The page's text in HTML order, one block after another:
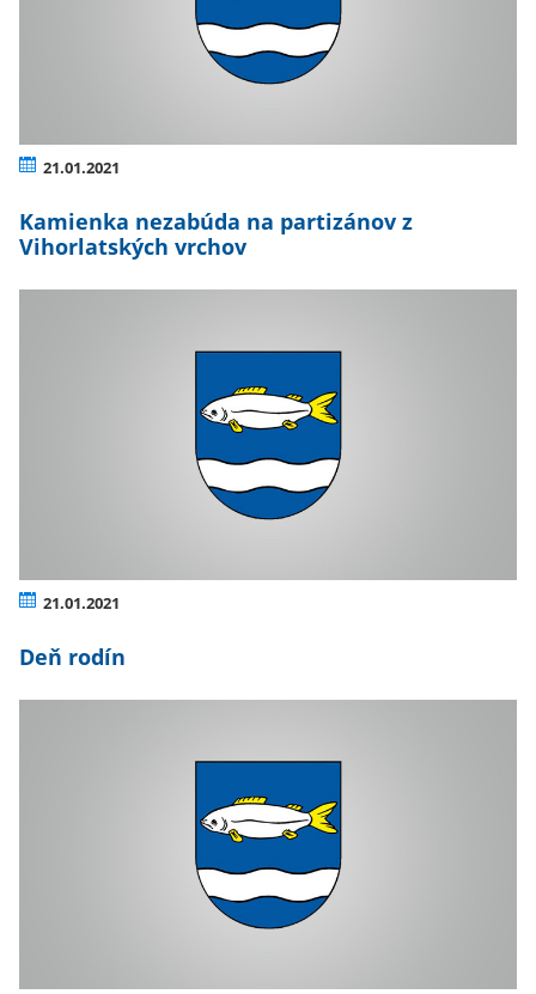
21.01.2021
Kamienka nezabúda na partizánov z
Vihorlatských vrchov
21.01.2021
Deň rodín